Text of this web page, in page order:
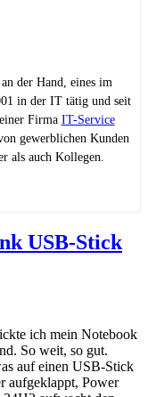
der Hand, eines im
in der IT tätig und seit
Firma IT-Service
gewerblichen Kunden
als auch Kollegen.
USB-Stick
ich mein Notebook
So weit, so gut.
auf einen USB-Stick
aufgeklappt, Power